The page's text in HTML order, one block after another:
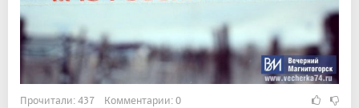
Прочитали: 437 Комментарии: 0